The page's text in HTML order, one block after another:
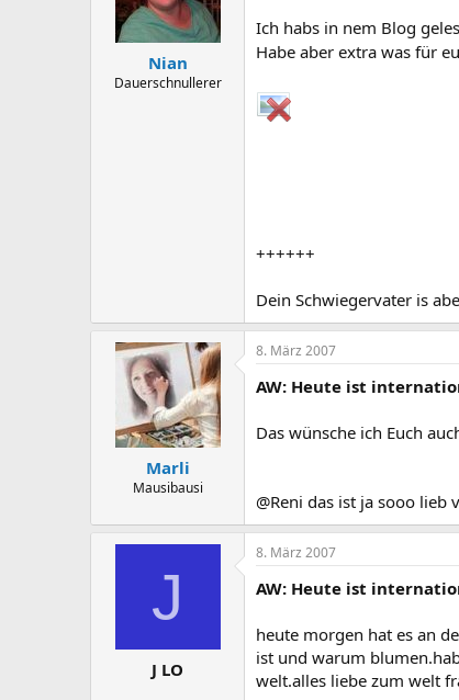
Nian
Dauerschnullerer
Ich habs in nem Blog
Habe aber extra was für
++++++
Dein Schwiegervater is
Marli
Mausibausi
8. März 2007
AW: Heute ist
Das wünsche ich Euch
@Reni das ist ja sooo lieb
J
J LO
8. März 2007
AW: Heute ist
heute morgen hat es an
ist und warum
welt.alles liebe zum welt